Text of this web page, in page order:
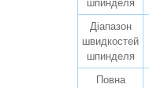
шпинделя
Діапазон
швидкостей
шпинделя
Повна